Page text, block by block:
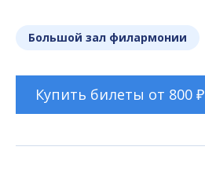
Большой зал филармонии
Купить билеты от 800 ₽